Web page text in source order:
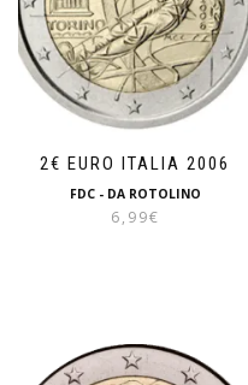
2€ EURO ITALIA 2006
FDC - DA ROTOLINO
6,99€